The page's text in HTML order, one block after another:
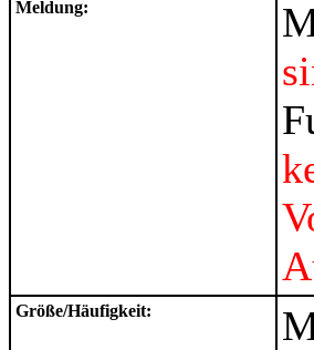
Meldung:
Größe/Häufigkeit: